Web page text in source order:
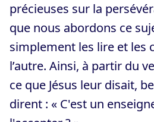
précieuses sur la
que nous abordons ce
simplement les lire et les
l’autre. Ainsi, à partir du
ce que Jésus leur disait,
dirent : « C'est un